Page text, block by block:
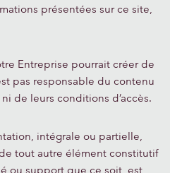
présentées sur ce site,
Entreprise pourrait créer de
pas responsable du contenu
de leurs conditions d’accès.
intégrale ou partielle,
tout autre élément constitutif
ou support que ce soit, est